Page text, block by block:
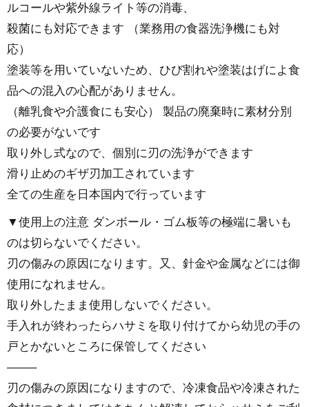
ルコールや紫外線ライト等の消毒、
殺菌にも対応できます （業務用の食器洗浄機にも対
応）
塗装等を用いていないため、ひび割れや塗装はげによ食
品への混入の心配がありません。
（離乳食や介護食にも安心） 製品の廃棄時に素材分別
の必要がないです
取り外し式なので、個別に刃の洗浄ができます
滑り止めのギザ刃加工されています
全ての生産を日本国内で行っています
▼使用上の注意 ダンボール・ゴム板等の極端に暑いも
のは切らないでください。
刃の傷みの原因になります。又、針金や金属などには御
使用になれません。
取り外したまま使用しないでください。
手入れが終わったらハサミを取り付けてから幼児の手の
戸とかないところに保管してください
——–
刃の傷みの原因になりますので、冷凍食品や冷凍された